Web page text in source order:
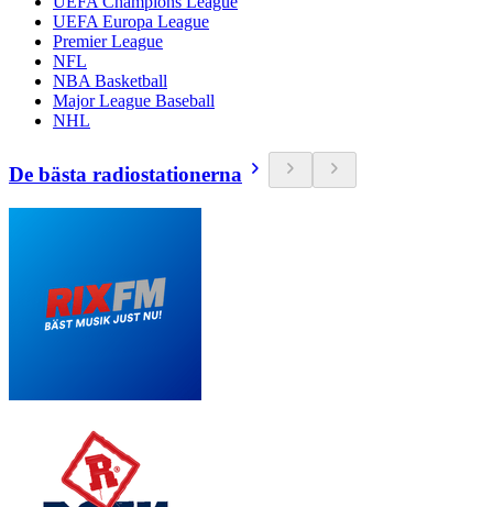
UEFA Europa League
Premier League
NFL
NBA Basketball
Major League Baseball
NHL
De bästa radiostationerna